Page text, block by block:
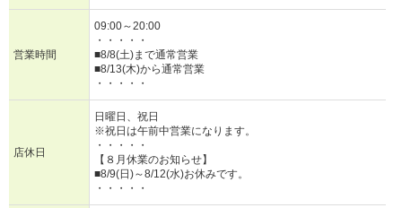
営業時間
09:00～20:00
・・・・・
■8/8(土)まで通常営業
■8/13(木)から通常営業
・・・・・
店休日
日曜日、祝日
※祝日は午前中営業になります。
・・・・・
【８月休業のお知らせ】
■8/9(日)～8/12(水)お休みです。
・・・・・